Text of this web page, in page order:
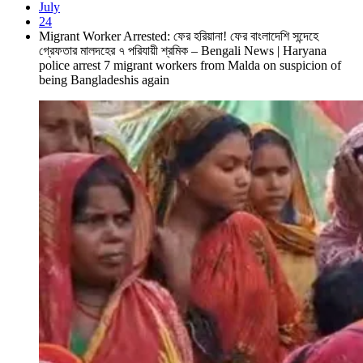
July
24
Migrant Worker Arrested: ফের হরিয়ানা! ফের বাংলাদেশি সন্দেহে
গ্রেফতার মালদহের ৭ পরিযায়ী শ্রমিক – Bengali News | Haryana
police arrest 7 migrant workers from Malda on suspicion of
being Bangladeshis again